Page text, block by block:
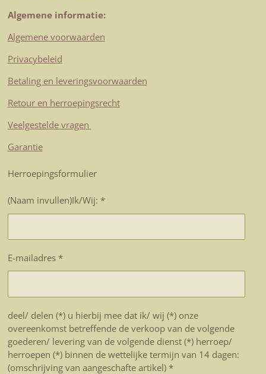
Algemene informatie:
Algemene voorwaarden
Privacybeleid
Betaling en leveringsvoorwaarden
Retour en herroepingsrecht
Veelgestelde vragen
Garantie
Herroepingsformulier
(Naam invullen)Ik/Wij: *
E-mailadres *
deel/ delen (*) u hierbij mee dat ik/ wij (*) onze
overeenkomst betreffende de verkoop van de volgende
goederen/ levering van de volgende dienst (*) herroep/
herroepen (*) binnen de wettelijke termijn van 14 dagen:
(omschrijving van aangeschafte artikel) *